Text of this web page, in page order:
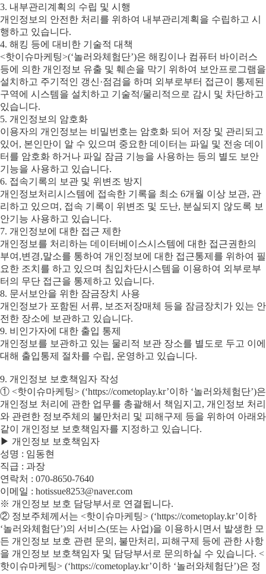
3. 내부관리계획의 수립 및 시행
개인정보의 안전한 처리를 위하여 내부관리계획을 수립하고 시
행하고 있습니다.
4. 해킹 등에 대비한 기술적 대책
<핫이슈마케팅>(‘놀러와체험단’)은 해킹이나 컴퓨터 바이러스
등에 의한 개인정보 유출 및 훼손을 막기 위하여 보안프로그램을
설치하고 주기적인 갱신·점검을 하며 외부로부터 접근이 통제된
구역에 시스템을 설치하고 기술적/물리적으로 감시 및 차단하고
있습니다.
5. 개인정보의 암호화
이용자의 개인정보는 비밀번호는 암호화 되어 저장 및 관리되고
있어, 본인만이 알 수 있으며 중요한 데이터는 파일 및 전송 데이
터를 암호화 하거나 파일 잠금 기능을 사용하는 등의 별도 보안
기능을 사용하고 있습니다.
6. 접속기록의 보관 및 위변조 방지
개인정보처리시스템에 접속한 기록을 최소 6개월 이상 보관, 관
리하고 있으며, 접속 기록이 위변조 및 도난, 분실되지 않도록 보
안기능 사용하고 있습니다.
7. 개인정보에 대한 접근 제한
개인정보를 처리하는 데이터베이스시스템에 대한 접근권한의
부여,변경,말소를 통하여 개인정보에 대한 접근통제를 위하여 필
요한 조치를 하고 있으며 침입차단시스템을 이용하여 외부로부
터의 무단 접근을 통제하고 있습니다.
8. 문서보안을 위한 잠금장치 사용
개인정보가 포함된 서류, 보조저장매체 등을 잠금장치가 있는 안
전한 장소에 보관하고 있습니다.
9. 비인가자에 대한 출입 통제
개인정보를 보관하고 있는 물리적 보관 장소를 별도로 두고 이에
대해 출입통제 절차를 수립, 운영하고 있습니다.
9. 개인정보 보호책임자 작성
① <핫이슈마케팅> (‘https://cometoplay.kr’이하 ‘놀러와체험단’)은
개인정보 처리에 관한 업무를 총괄해서 책임지고, 개인정보 처리
와 관련한 정보주체의 불만처리 및 피해구제 등을 위하여 아래와
같이 개인정보 보호책임자를 지정하고 있습니다.
▶ 개인정보 보호책임자
성명 : 임동현
직급 : 과장
연락처 : 070-8650-7640
이메일 : hotissue8253@naver.com
※ 개인정보 보호 담당부서로 연결됩니다.
② 정보주체께서는 <핫이슈마케팅> (‘https://cometoplay.kr’이하
‘놀러와체험단’)의 서비스(또는 사업)을 이용하시면서 발생한 모
든 개인정보 보호 관련 문의, 불만처리, 피해구제 등에 관한 사항
을 개인정보 보호책임자 및 담당부서로 문의하실 수 있습니다. <
핫이슈마케팅> (‘https://cometoplay.kr’이하 ‘놀러와체험단’)은 정